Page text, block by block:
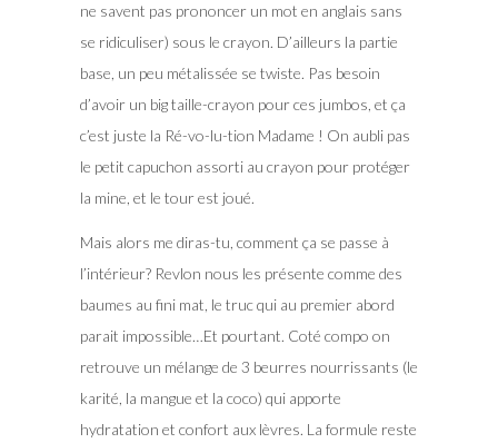
ne savent pas prononcer un mot en anglais sans
se ridiculiser) sous le crayon. D’ailleurs la partie
base, un peu métalissée se twiste. Pas besoin
d’avoir un big taille-crayon pour ces jumbos, et ça
c’est juste la Ré-vo-lu-tion Madame ! On aubli pas
le petit capuchon assorti au crayon pour protéger
la mine, et le tour est joué.
Mais alors me diras-tu, comment ça se passe à
l’intérieur? Revlon nous les présente comme des
baumes au fini mat, le truc qui au premier abord
parait impossible…Et pourtant. Coté compo on
retrouve un mélange de 3 beurres nourrissants (le
karité, la mangue et la coco) qui apporte
hydratation et confort aux lèvres. La formule reste